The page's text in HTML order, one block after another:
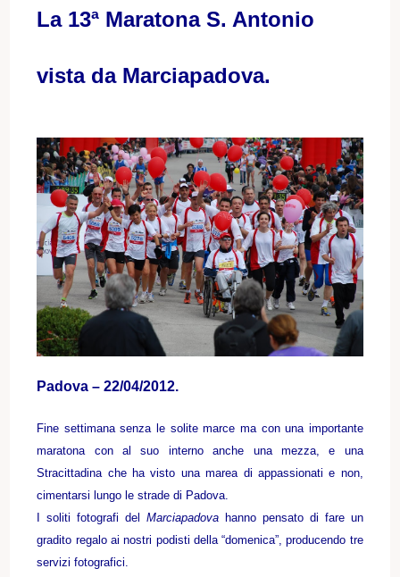
La 13ª Maratona S. Antonio
vista da Marciapadova.
Padova – 22/04/2012.
Fine settimana senza le solite marce ma con una importante
maratona con al suo interno anche una mezza, e una
Stracittadina che ha visto una marea di appassionati e non,
cimentarsi lungo le strade di Padova.
I soliti fotografi delMarciapadova hanno pensato di fare un
gradito regalo ai nostri podisti della “domenica”, producendo tre
servizi fotografici.